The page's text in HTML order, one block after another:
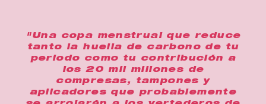
"Una copa menstrual que reduce
tanto la huella de carbono de tu
periodo como tu contribución a
los 20 mil millones de
compresas, tampones y
aplicadores que probablemente